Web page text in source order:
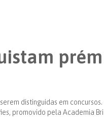
distinguidas em
promovido pela Academia